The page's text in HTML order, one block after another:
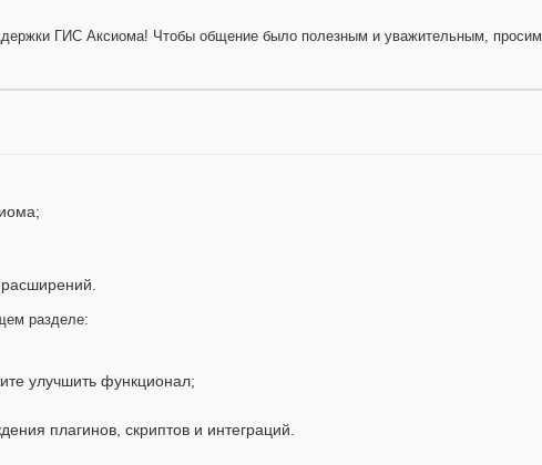
ГИС Аксиома! Чтобы общение было полезным и уважительным, просим
разделе:
улучшить функционал;
плагинов, скриптов и интеграций.